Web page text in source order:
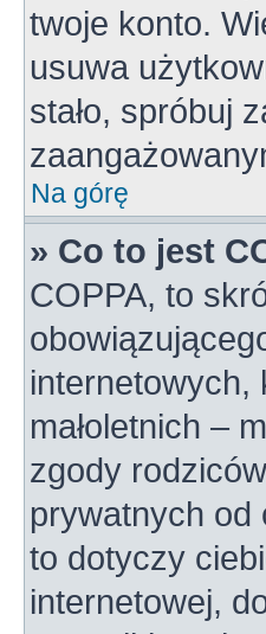
twoje konto.
usuwa
stało, spróbuj
Na górę
» Co to jest
COPPA, to
internetowych,
małoletnich –
zgody
prywatnych od
to dotyczy
internetowej,